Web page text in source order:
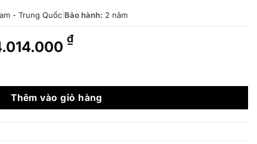
- Trung Quốc Bảo hành: 2 năm
₫.
₫Giá
là:
4.014.000 ₫.
mạ TTMR302V/DGH104ZR số lượng
Thêm vào giỏ hàng